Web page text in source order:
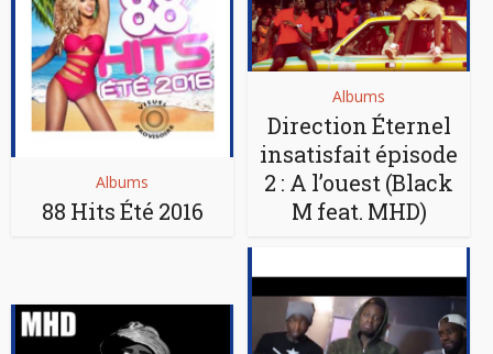
Albums
88 Hits Été 2016
Albums
Direction Éternel
insatisfait épisode
2 : A l’ouest (Black
M feat. MHD)